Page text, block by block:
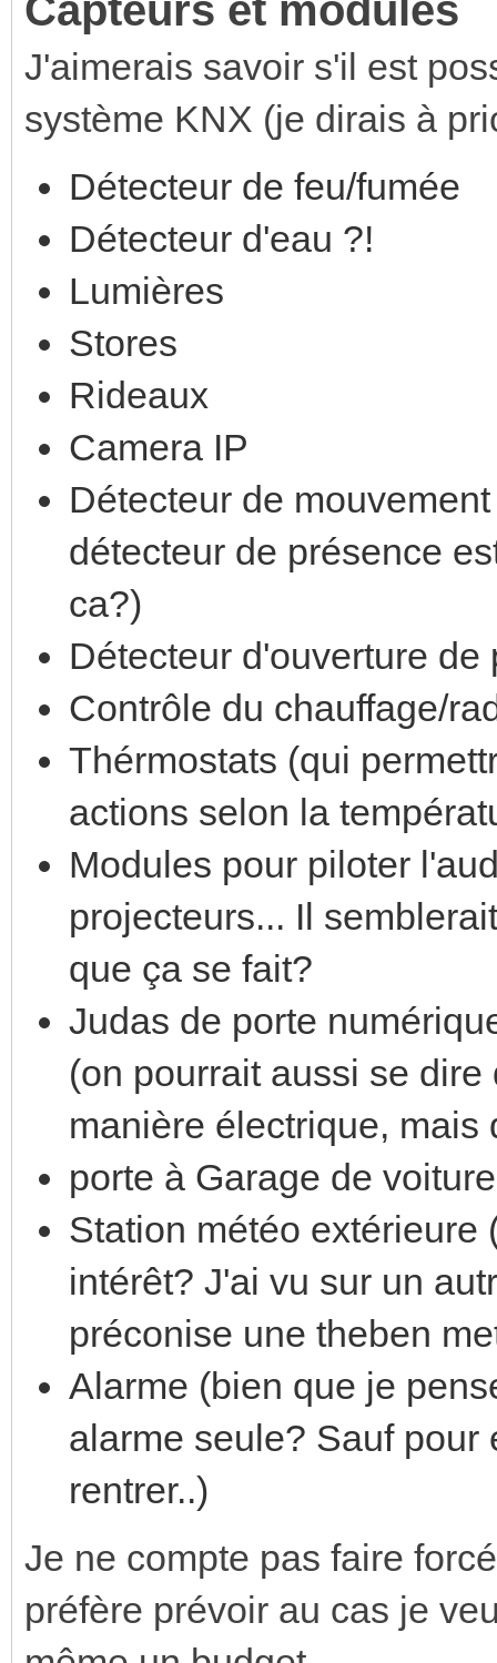
Capteurs et modules
J'aimerais savoir s'il est
système KNX (je dirais à
Détecteur de feu/fumée
Détecteur d'eau ?!
Lumières
Stores
Rideaux
Camera IP
Détecteur de
détecteur de présence
ca?)
Détecteur d'ouverture de
Contrôle du chauffage/
Thérmostats (qui
actions selon la
Modules pour piloter
projecteurs... Il
que ça se fait?
Judas de porte
(on pourrait aussi se
manière électrique, mais
porte à Garage de
Station météo extérieure
intérêt? J'ai vu sur un
préconise une theben
Alarme (bien que je
alarme seule? Sauf pour
rentrer..)
Je ne compte pas faire
préfère prévoir au cas je